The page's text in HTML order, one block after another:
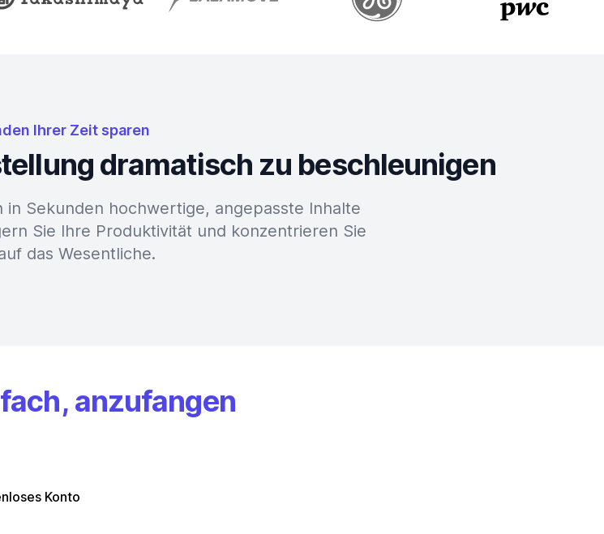
Ihrer Zeit sparen
dramatisch zu beschleunigen
in Sekunden hochwertige, angepasste Inhalte
Sie Ihre Produktivität und konzentrieren Sie
das Wesentliche.
anzufangen
Konto